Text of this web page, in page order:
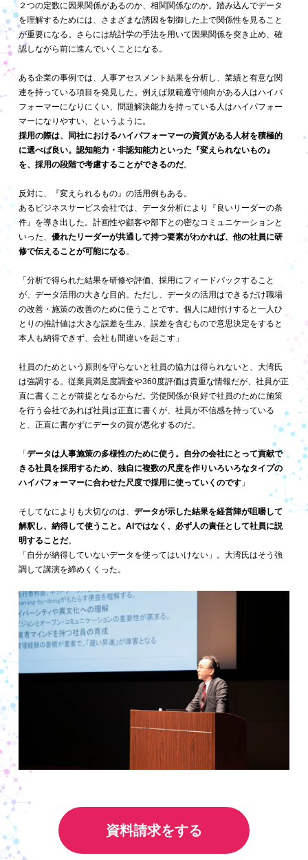
２つの定数に因果関係があるのか、相関関係なのか。踏み込んでデータ
を理解するためには、さまざまな誘因を制御した上で関係性を見ること
が重要になる。さらには統計学の手法を用いて因果関係を突き止め、確
認しながら前に進んでいくことになる。
ある企業の事例では、人事アセスメント結果を分析し、業績と有意な関
連を持っている項目を発見した。例えば規範遵守傾向がある人はハイパ
フォーマーになりにくい、問題解決能力を持っている人はハイパフォー
マーになりやすい、というように。
採用の際は、同社におけるハイパフォーマーの資質がある人材を積極的
に選べば良い。認知能力・非認知能力といった『変えられないもの』
を、採用の段階で考慮することができるのだ。
反対に、『変えられるもの』の活用例もある。
あるビジネスサービス会社では、データ分析により『良いリーダーの条
件』を導き出した。計画性や顧客や部下との密なコミュニケーションと
いった、 優れたリーダーが共通して持つ要素がわかれば、他の社員に研
修で伝えることが可能になる。
「分析で得られた結果を研修や評価、採用にフィードバックすること
が、データ活用の大きな目的。ただし、データの活用はできるだけ職場
の改善・施策の改善のために使うことです。個人に紐付けすると一人ひ
とりの推計値は大きな誤差を生み、誤差を含むもので意思決定をすると
本人も納得できず、会社も間違いを起こす」
社員のためという原則を守らないと社員の協力は得られないと、大湾氏
は強調する。従業員満足度調査や360度評価は貴重な情報だが、社員が正
直に書くことが前提となるからだ。労使関係が良好で社員のために施策
を行う会社であれば社員は正直に書くが、社員が不信感を持っている
と、正直に書かずにデータの質が悪化するのだ。
「 データは人事施策の多様性のために使う。自分の会社にとって貢献で
きる社員を採用するため、独自に複数の尺度を作りいろいろなタイプの
ハイパフォーマーに合わせた尺度で採用に使っていくのです」
そしてなによりも大切なのは、 データが示した結果を経営陣が咀嚼して
解釈し、納得して使うこと。AIではなく、必ず人の責任として社員に説
明することだ。
「自分が納得していないデータを使ってはいけない」。大湾氏はそう強
調して講演を締めくくった。
資料請求をする